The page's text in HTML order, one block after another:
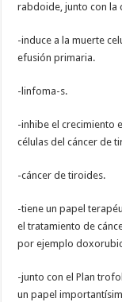
rabdoide, junto con la
-induce a la muerte
efusión primaria.
-linfoma-s.
-inhibe el crecimiento
células del cáncer de
-cáncer de tiroides.
-tiene un papel
el tratamiento de
por ejemplo
-junto con el Plan
un papel